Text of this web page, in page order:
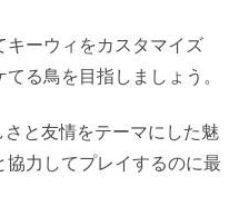
キーウィをカスタマイズ
る鳥を目指しましょう。
さと友情をテーマにした魅
力してプレイするのに最